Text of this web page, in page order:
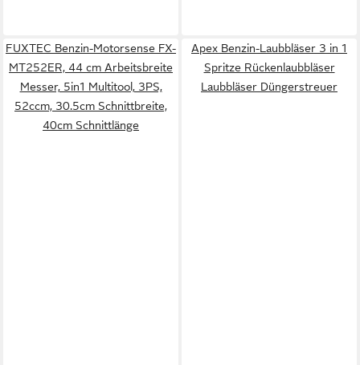
FUXTEC Benzin-Motorsense FX-
MT252ER, 44 cm Arbeitsbreite
Messer, 5in1 Multitool, 3PS,
52ccm, 30.5cm Schnittbreite,
40cm Schnittlänge
Apex Benzin-Laubbläser 3 in 1
Spritze Rückenlaubbläser
Laubbläser Düngerstreuer